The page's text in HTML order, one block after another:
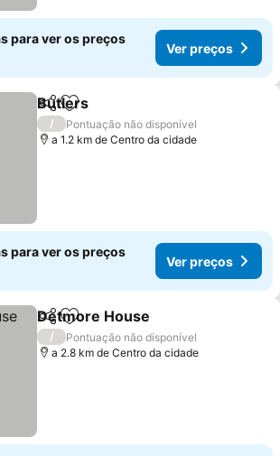
para ver os preços
Ver preços
PartilharAdicionar aos favoritos
Butlers
/
Pontuação não disponível
a 1.2 km de Centro da cidade
para ver os preços
Ver preços
PartilharAdicionar aos favoritos
Detmore House
/
Pontuação não disponível
a 2.8 km de Centro da cidade